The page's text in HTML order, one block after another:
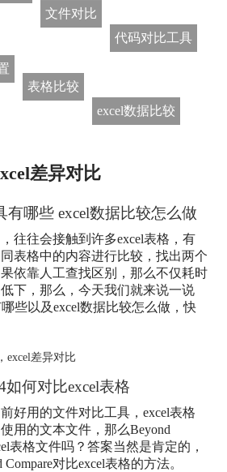
文件对比
代码对比工具
表格比较
excel数据比较
差异对比
有哪些 excel数据比较怎么做
往往会接触到许多excel表格，有
表格中的内容进行比较，找出两个
依靠人工查找区别，那么不仅耗时
下，那么，今天我们就来说一说
些以及excel数据比较怎么做，快
， excel差异对比
如何对比excel表格
前好用的文件对比工具，excel表格
用的文本文件，那么Beyond
表格文件吗？答案当然是肯定的，
对比excel表格的方法。